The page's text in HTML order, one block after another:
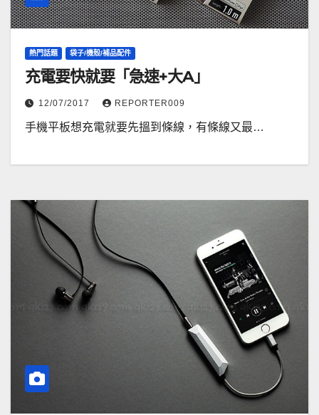
熱門話題 袋子/機殼/補品配件
充電要快就要「急速+大A」
12/07/2017 REPORTER009
手機平板想充電就要先搵到條線，有條線又最…